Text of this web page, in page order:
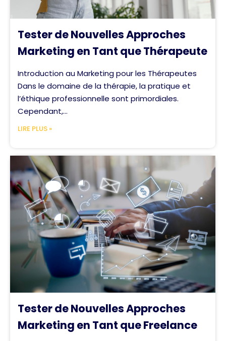
Tester de Nouvelles Approches
Marketing en Tant que Thérapeute
Introduction au Marketing pour les Thérapeutes
Dans le domaine de la thérapie, la pratique et
l’éthique professionnelle sont primordiales.
Cependant,...
LIRE PLUS »
Tester de Nouvelles Approches
Marketing en Tant que Freelance